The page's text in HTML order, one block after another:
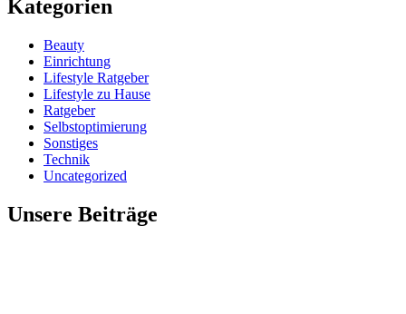
Kategorien
Beauty
Einrichtung
Lifestyle Ratgeber
Lifestyle zu Hause
Ratgeber
Selbstoptimierung
Sonstiges
Technik
Uncategorized
Unsere Beiträge